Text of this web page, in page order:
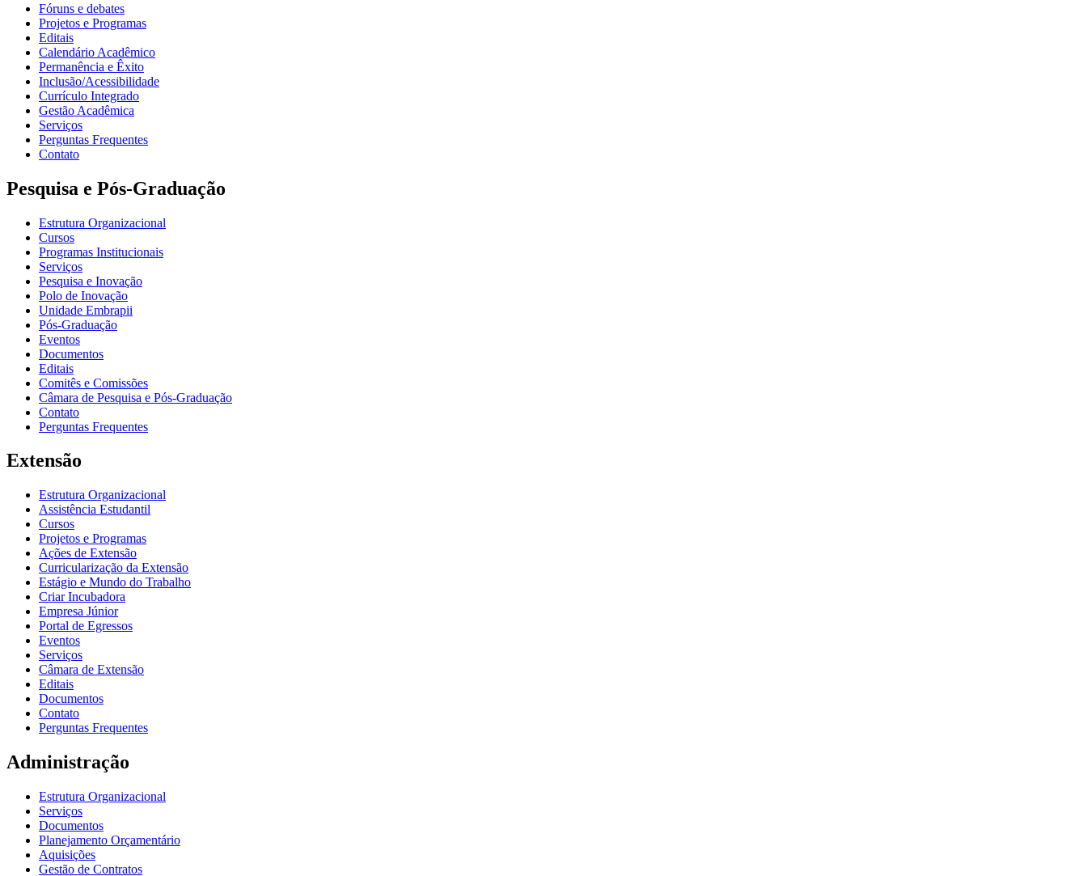
Fóruns e debates
Projetos e Programas
Editais
Calendário Acadêmico
Permanência e Êxito
Inclusão/Acessibilidade
Currículo Integrado
Gestão Acadêmica
Serviços
Perguntas Frequentes
Contato
Pesquisa e Pós-Graduação
Estrutura Organizacional
Cursos
Programas Institucionais
Serviços
Pesquisa e Inovação
Polo de Inovação
Unidade Embrapii
Pós-Graduação
Eventos
Documentos
Editais
Comitês e Comissões
Câmara de Pesquisa e Pós-Graduação
Contato
Perguntas Frequentes
Extensão
Estrutura Organizacional
Assistência Estudantil
Cursos
Projetos e Programas
Ações de Extensão
Curricularização da Extensão
Estágio e Mundo do Trabalho
Criar Incubadora
Empresa Júnior
Portal de Egressos
Eventos
Serviços
Câmara de Extensão
Editais
Documentos
Contato
Perguntas Frequentes
Administração
Estrutura Organizacional
Serviços
Documentos
Planejamento Orçamentário
Aquisições
Gestão de Contratos